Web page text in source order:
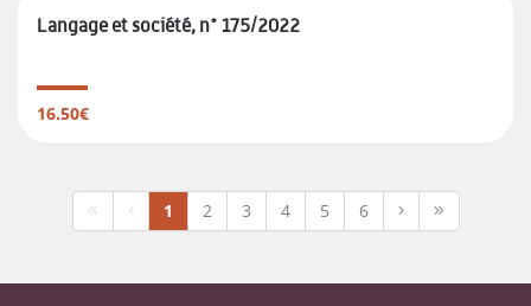
Langage et société, n° 175/2022
16.50€
1 2 3 4 5 6